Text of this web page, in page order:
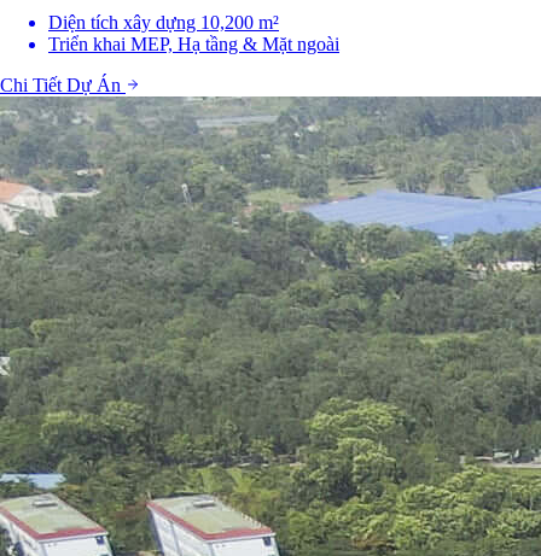
Diện tích xây dựng 10,200 m²
Triển khai MEP, Hạ tầng & Mặt ngoài
Chi Tiết Dự Án